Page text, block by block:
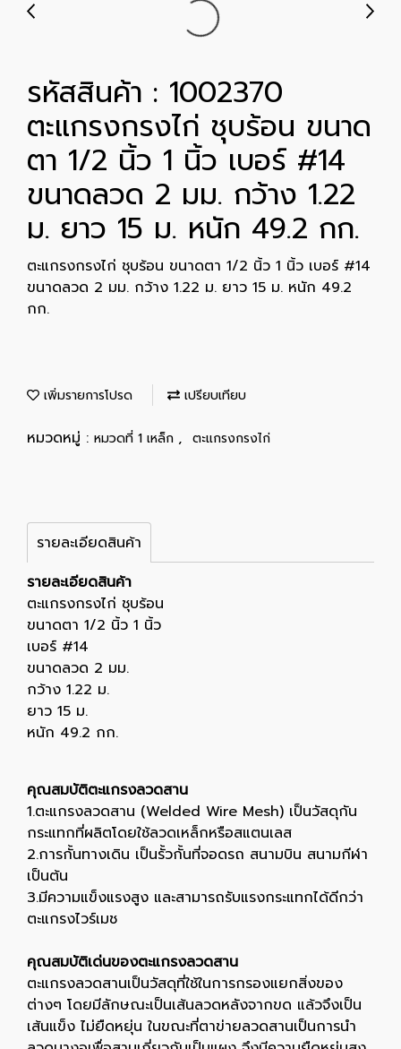
รหัสสินค้า : 1002370
ตะแกรงกรงไก่ ชุบร้อน ขนาด
ตา 1/2 นิ้ว 1 นิ้ว เบอร์ #14
ขนาดลวด 2 มม. กว้าง 1.22
ม. ยาว 15 ม. หนัก 49.2 กก.
ตะแกรงกรงไก่ ชุบร้อน ขนาดตา 1/2 นิ้ว 1 นิ้ว เบอร์ #14
ขนาดลวด 2 มม. กว้าง 1.22 ม. ยาว 15 ม. หนัก 49.2
กก.
เพิ่มรายการโปรด เปรียบเทียบ
หมวดหมู่ : หมวดที่ 1 เหล็ก , ตะแกรงกรงไก่
รายละเอียดสินค้า
รายละเอียดสินค้า
ตะแกรงกรงไก่ ชุบร้อน
ขนาดตา 1/2 นิ้ว 1 นิ้ว
เบอร์ #14
ขนาดลวด 2 มม.
กว้าง 1.22 ม.
ยาว 15 ม.
หนัก 49.2 กก.
คุณสมบัติตะแกรงลวดสาน
1.ตะแกรงลวดสาน (Welded Wire Mesh) เป็นวัสดุกัน
กระแทกที่ผลิตโดยใช้ลวดเหล็กหรือสแตนเลส
2.การกั้นทางเดิน เป็นรั้วกั้นที่จอดรถ สนามบิน สนามกีฬา
เป็นต้น
3.มีความแข็งแรงสูง และสามารถรับแรงกระแทกได้ดีกว่า
ตะแกรงไวร์เมช
คุณสมบัติเด่นของตะแกรงลวดสาน
ตะแกรงลวดสานเป็นวัสดุที่ใช้ในการกรองแยกสิ่งของ
ต่างๆ โดยมีลักษณะเป็นเส้นลวดหลังจากขด แล้วจึงเป็น
เส้นแข็ง ไม่ยืดหยุ่น ในขณะที่ตาข่ายลวดสานเป็นการนำ